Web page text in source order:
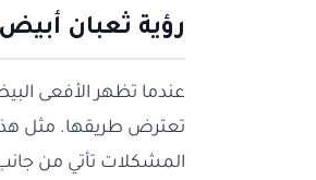
رؤية ثعبان
عندما تظهر الأفعى
تعترض طريقها. مثل
المشكلات تأتي من جانب